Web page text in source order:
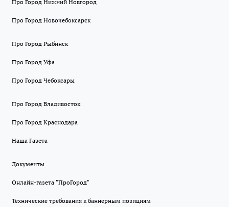
Про Город Нижний Новгород
Про Город Новочебоксарск
Про Город Рыбинск
Про Город Уфа
Про Город Чебоксары
Про Город Владивосток
Про Город Краснодара
Наша Газета
Документы
Онлайн-газета "ПроГород"
Технические требования к баннерным позициям